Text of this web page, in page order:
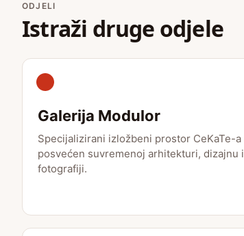
ODJELI
Istraži druge odjele
Galerija Modulor
Specijalizirani izložbeni prostor CeKaTe-a
posvećen suvremenoj arhitekturi, dizajnu i
fotografiji.